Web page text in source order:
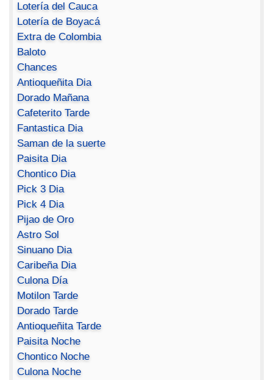
Lotería del Cauca
Lotería de Boyacá
Extra de Colombia
Baloto
Chances
Antioqueñita Dia
Dorado Mañana
Cafeterito Tarde
Fantastica Dia
Saman de la suerte
Paisita Dia
Chontico Dia
Pick 3 Dia
Pick 4 Dia
Pijao de Oro
Astro Sol
Sinuano Dia
Caribeña Dia
Culona Día
Motilon Tarde
Dorado Tarde
Antioqueñita Tarde
Paisita Noche
Chontico Noche
Culona Noche